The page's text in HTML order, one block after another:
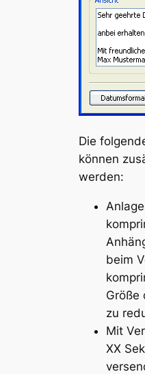
Die
können
werden:
beim
Größe
zu
Mit
XX